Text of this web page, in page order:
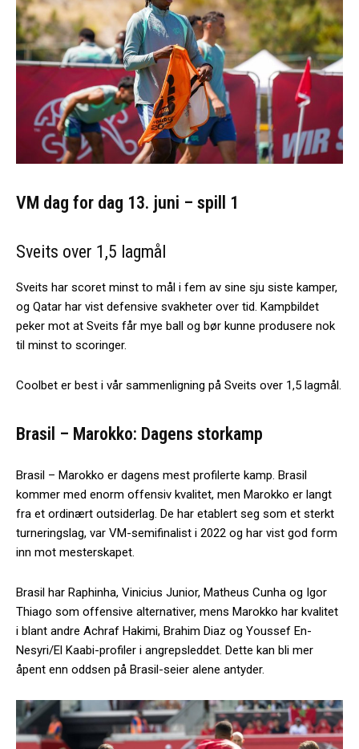
VM dag for dag 13. juni – spill 1
Sveits over 1,5 lagmål
Sveits har scoret minst to mål i fem av sine sju siste kamper,
og Qatar har vist defensive svakheter over tid. Kampbildet
peker mot at Sveits får mye ball og bør kunne produsere nok
til minst to scoringer.
Coolbet er best i vår sammenligning på Sveits over 1,5 lagmål.
Brasil – Marokko: Dagens storkamp
Brasil – Marokko er dagens mest profilerte kamp. Brasil
kommer med enorm offensiv kvalitet, men Marokko er langt
fra et ordinært outsiderlag. De har etablert seg som et sterkt
turneringslag, var VM-semifinalist i 2022 og har vist god form
inn mot mesterskapet.
Brasil har Raphinha, Vinicius Junior, Matheus Cunha og Igor
Thiago som offensive alternativer, mens Marokko har kvalitet
i blant andre Achraf Hakimi, Brahim Diaz og Youssef En-
Nesyri/El Kaabi-profiler i angrepsleddet. Dette kan bli mer
åpent enn oddsen på Brasil-seier alene antyder.